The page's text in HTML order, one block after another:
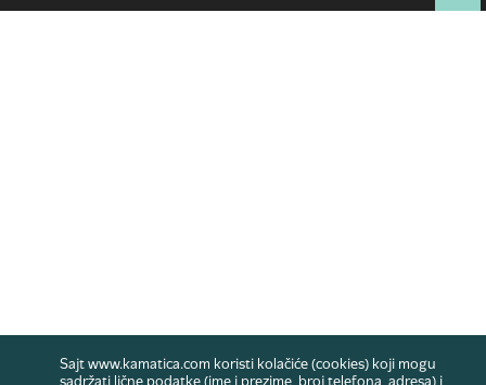
Sajt www.kamatica.com koristi kolačiće (cookies) koji mogu